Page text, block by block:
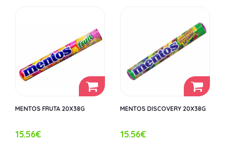
MENTOS FRUTA 20X38G
15.56€
MENTOS DISCOVERY 20X38G
15.56€